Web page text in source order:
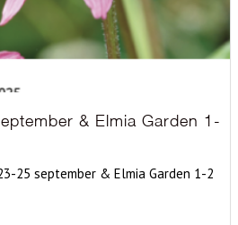
& Elmia Garden 1-
25 september & Elmia Garden 1-2